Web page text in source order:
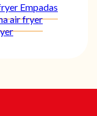
Empadas
air fryer